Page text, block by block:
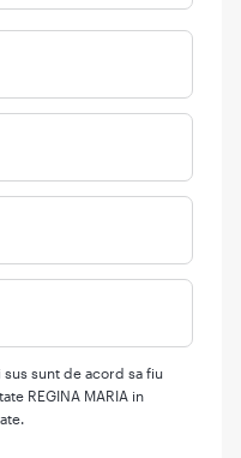
sunt de acord sa fiu
REGINA MARIA in